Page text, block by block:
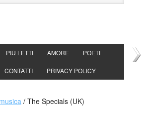
PIÙ LETTI AMORE POETI
CONTATTI PRIVACY POLICY
musica /The Specials (UK)